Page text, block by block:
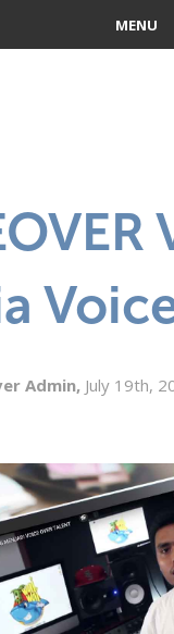
MENU
Admin, July 19th,